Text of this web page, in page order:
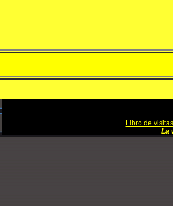
Libro de visitas
La